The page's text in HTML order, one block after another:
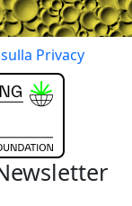
Privacy